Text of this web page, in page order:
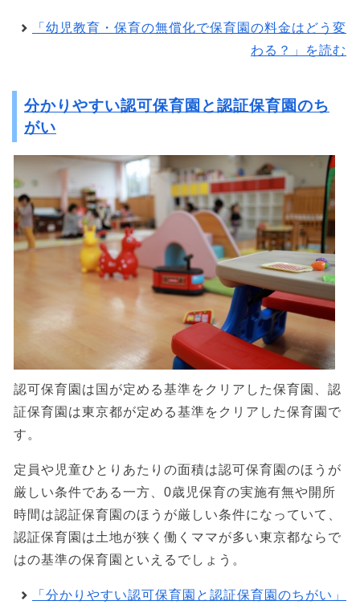
「幼児教育・保育の無償化で保育園の料金はどう変
わる？」を読む
分かりやすい認可保育園と認証保育園のち
がい
認可保育園は国が定める基準をクリアした保育園、認
証保育園は東京都が定める基準をクリアした保育園で
す。
定員や児童ひとりあたりの面積は認可保育園のほうが
厳しい条件である一方、0歳児保育の実施有無や開所
時間は認証保育園のほうが厳しい条件になっていて、
認証保育園は土地が狭く働くママが多い東京都ならで
はの基準の保育園といえるでしょう。
「分かりやすい認可保育園と認証保育園のちがい」